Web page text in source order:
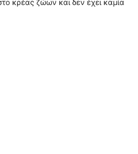
κρέας ζώων και δεν έχει καμία